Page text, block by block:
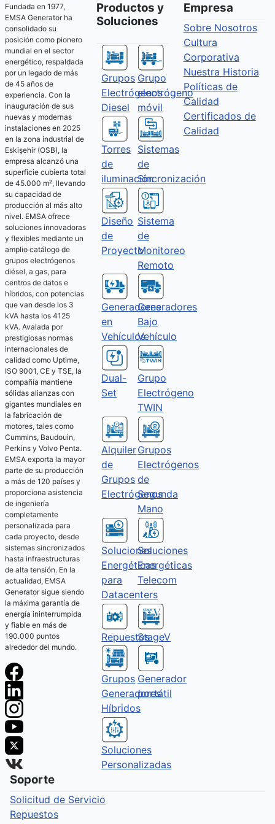
Fundada en 1977,
EMSA Generator ha
consolidado su
posición como pionero
mundial en el sector
energético, respaldada
por un legado de más
de 45 años de
experiencia. Con la
inauguración de sus
nuevas y modernas
instalaciones en 2025
en la zona industrial de
Eskişehir (OSB), la
empresa alcanzó una
superficie cubierta total
de 45.000 m², llevando
su capacidad de
producción al más alto
nivel. EMSA ofrece
soluciones innovadoras
y flexibles mediante un
amplio catálogo de
grupos electrógenos
diésel, a gas, para
centros de datos e
híbridos, con potencias
que van desde los 3
kVA hasta los 4125
kVA. Avalada por
prestigiosas normas
internacionales de
calidad como Uptime,
ISO 9001, CE y TSE, la
compañía mantiene
sólidas alianzas con
gigantes mundiales en
la fabricación de
motores, tales como
Cummins, Baudouin,
Perkins y Volvo Penta.
EMSA exporta la mayor
parte de su producción
a más de 120 países y
proporciona asistencia
de ingeniería
completamente
personalizada para
cada proyecto, desde
sistemas sincronizados
hasta infraestructuras
de alta tensión. En la
actualidad, EMSA
Generator sigue siendo
la máxima garantía de
energía ininterrumpida
y fiable en más de
190.000 puntos
alrededor del mundo.
Productos y
Soluciones
Grupos
Electrógenos
Diesel
Grupo
electrógeno
móvil
Torres
de
iluminación
Sistemas
de
Sincronización
Diseño
de
Proyecto
Sistema
de
Monitoreo
Remoto
Generadores
en
Vehículos
Generadores
Bajo
Vehículo
Dual-
Set
Grupo
Electrógeno
TWIN
Alquiler
de
Grupos
Electrógenos
Grupos
Electrógenos
de
Segunda
Mano
Soluciones
Energéticas
para
Datacenters
Soluciones
Energéticas
Telecom
RepuestosStageV
Grupos
Generadores
Híbridos
Generador
portátil
Soluciones
Personalizadas
Empresa
Sobre Nosotros
Cultura
Corporativa
Nuestra Historia
Políticas de
Calidad
Certificados de
Calidad
Soporte
Solicitud de Servicio
Repuestos